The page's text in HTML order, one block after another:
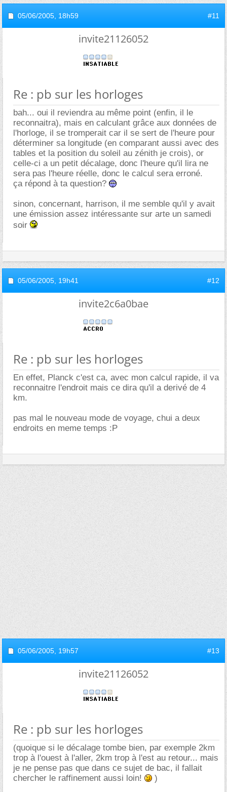
05/06/2005, 18h59 #11
invite21126052
Re : pb sur les horloges
bah... oui il reviendra au même point (enfin, il le
reconnaitra), mais en calculant grâce aux données de
l'horloge, il se tromperait car il se sert de l'heure pour
déterminer sa longitude (en comparant aussi avec des
tables et la position du soleil au zénith je crois), or
celle-ci a un petit décalage, donc l'heure qu'il lira ne
sera pas l'heure réelle, donc le calcul sera erroné.
ça répond à ta question?
sinon, concernant, harrison, il me semble qu'il y avait
une émission assez intéressante sur arte un samedi
soir
05/06/2005, 19h41 #12
invite2c6a0bae
Re : pb sur les horloges
En effet, Planck c'est ca, avec mon calcul rapide, il va
reconnaitre l'endroit mais ce dira qu'il a derivé de 4
km.
pas mal le nouveau mode de voyage, chui a deux
endroits en meme temps :P
05/06/2005, 19h57 #13
invite21126052
Re : pb sur les horloges
(quoique si le décalage tombe bien, par exemple 2km
trop à l'ouest à l'aller, 2km trop à l'est au retour... mais
je ne pense pas que dans ce sujet de bac, il fallait
chercher le raffinement aussi loin!
)